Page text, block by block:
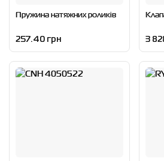
Пружина натяжних роликів
257.40 грн 3